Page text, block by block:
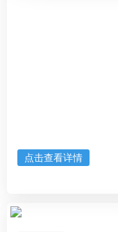
点击查看详情